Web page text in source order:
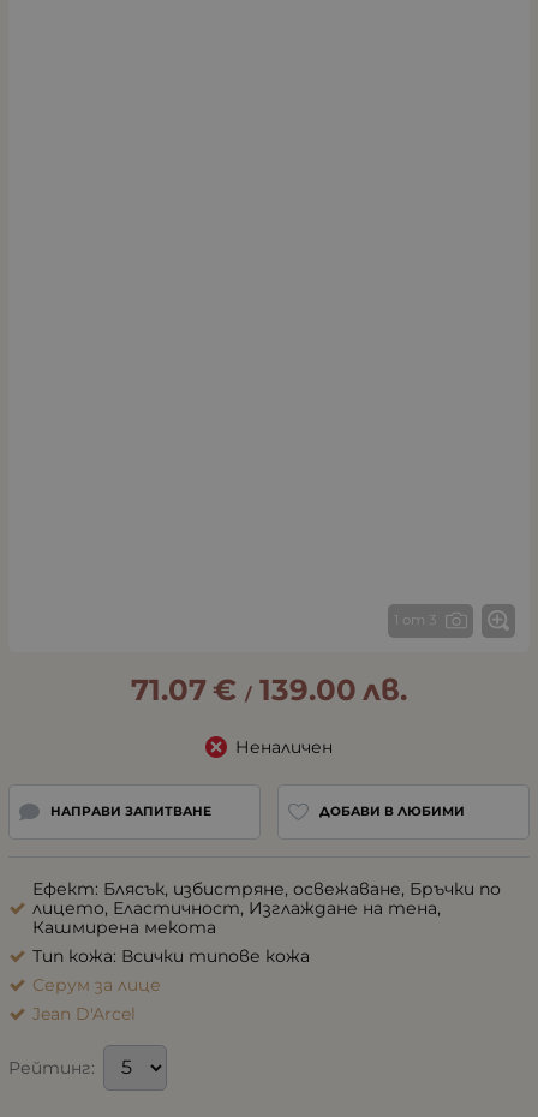
1 от 3
71.07 € / 139.00 лв.
Неналичен
НАПРАВИ ЗАПИТВАНЕ ДОБАВИ В ЛЮБИМИ
Ефект: Блясък, избистряне, освежаване, Бръчки по
лицето, Еластичност, Изглаждане на тена,
Кашмирена мекота
Тип кожа: Всички типове кожа
Серум за лице
Jean D'Arcel
Рейтинг: